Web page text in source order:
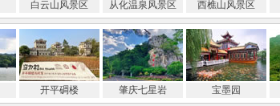
白云山风景区 从化温泉风景区 西樵山风景区
开平碉楼 肇庆七星岩 宝墨园